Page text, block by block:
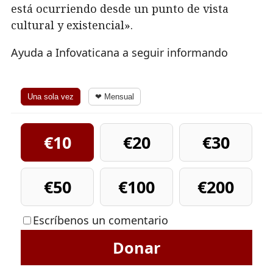
está ocurriendo desde un punto de vista
cultural y existencial».
Ayuda a Infovaticana a seguir informando
Una sola vez ❤ Mensual
€10 €20
€30
€50
€100 €200
Escríbenos un comentario
Donar